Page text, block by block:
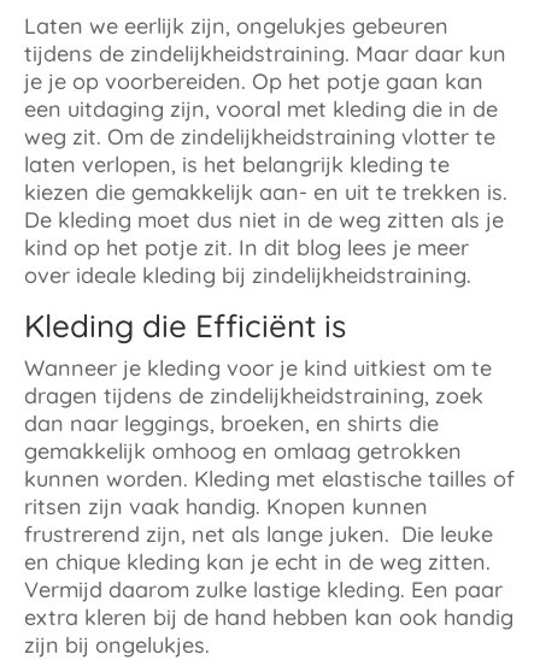
Laten we eerlijk zijn, ongelukjes gebeuren
tijdens de zindelijkheidstraining. Maar daar kun
je je op voorbereiden. Op het potje gaan kan
een uitdaging zijn, vooral met kleding die in de
weg zit. Om de zindelijkheidstraining vlotter te
laten verlopen, is het belangrijk kleding te
kiezen die gemakkelijk aan- en uit te trekken is.
De kleding moet dus niet in de weg zitten als je
kind op het potje zit. In dit blog lees je meer
over ideale kleding bij zindelijkheidstraining.
Kleding die Efficiënt is
Wanneer je kleding voor je kind uitkiest om te
dragen tijdens de zindelijkheidstraining, zoek
dan naar leggings, broeken, en shirts die
gemakkelijk omhoog en omlaag getrokken
kunnen worden. Kleding met elastische tailles of
ritsen zijn vaak handig. Knopen kunnen
frustrerend zijn, net als lange juken. Die leuke
en chique kleding kan je echt in de weg zitten.
Vermijd daarom zulke lastige kleding. Een paar
extra kleren bij de hand hebben kan ook handig
zijn bij ongelukjes.